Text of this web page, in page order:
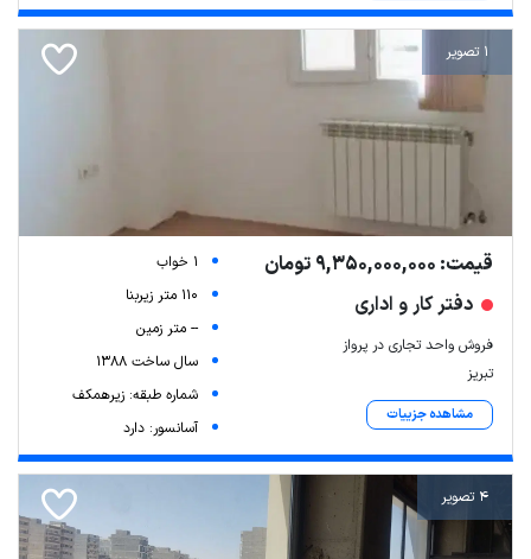
1 تصویر
قیمت: 9,350,000,000 تومان
دفتر کار و اداری
فروش واحد تجاری در پرواز
تبریز
مشاهده جزییات
1 خواب
110 متر زیربنا
-- متر زمین
سال ساخت 1388
شماره طبقه: زیرهمکف
آسانسور: دارد
4 تصویر